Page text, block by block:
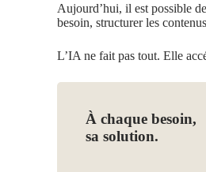
Aujourd’hui, il est possible
besoin, structurer les
L’IA ne fait pas tout. Elle
À chaque besoin,
sa solution.